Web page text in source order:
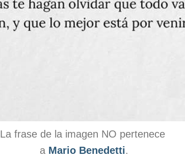
La frase de la imagen NO pertenece
a Mario Benedetti.